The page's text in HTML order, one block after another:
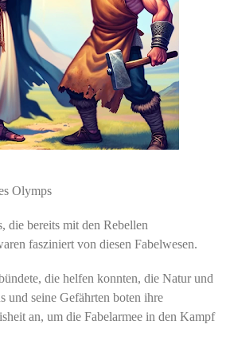
Olymps
die bereits mit den Rebellen
fasziniert von diesen Fabelwesen.
die helfen konnten, die Natur und
und seine Gefährten boten ihre
an, um die Fabelarmee in den Kampf